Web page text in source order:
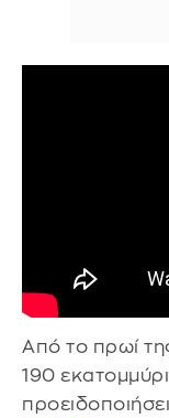
Από το πρωί
190